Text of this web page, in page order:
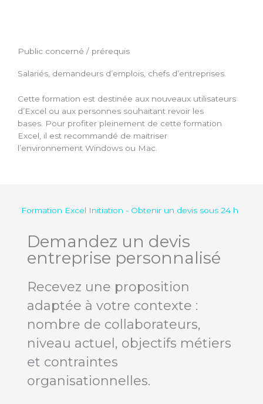
Public concerné / prérequis
Salariés, demandeurs d’emplois, chefs d’entreprises.
Cette formation est destinée aux nouveaux utilisateurs
d’Excel ou aux personnes souhaitant revoir les
bases. Pour profiter pleinement de cette formation
Excel, il est recommandé de maitriser
l’environnement Windows ou Mac.
Formation Excel Initiation - Obtenir un devis sous 24 h
Demandez un devis
entreprise personnalisé
Recevez une proposition
adaptée à votre contexte :
nombre de collaborateurs,
niveau actuel, objectifs métiers
et contraintes
organisationnelles.